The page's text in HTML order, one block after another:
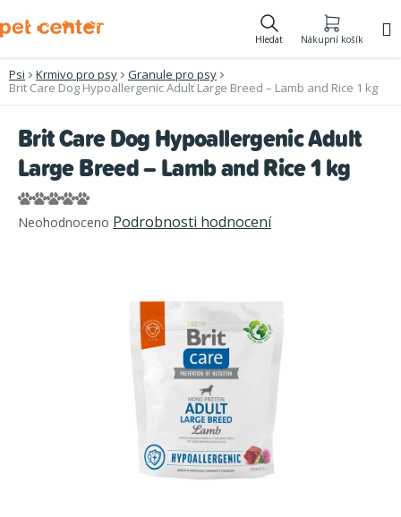
na
Hledat Nákupní košík
Psi Krmivo pro psy
Granule pro psy
Brit Care Dog Hypoallergenic Adult Large Breed – Lamb and Rice 1 kg
Brit Care Dog Hypoallergenic Adult
Large Breed – Lamb and Rice 1 kg
Průměrné
hodnocení
Neohodnoceno Podrobnosti hodnocení